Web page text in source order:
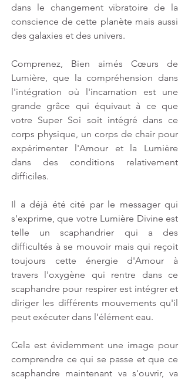
dans le changement vibratoire de la
conscience de cette planète mais aussi
des galaxies et des univers.
Comprenez, Bien aimés Cœurs de
Lumière, que la compréhension dans
l'intégration où l'incarnation est une
grande grâce qui équivaut à ce que
votre Super Soi soit intégré dans ce
corps physique, un corps de chair pour
expérimenter l'Amour et la Lumière
dans des conditions relativement
difficiles.
Il a déjà été cité par le messager qui
s'exprime, que votre Lumière Divine est
telle un scaphandrier qui a des
difficultés à se mouvoir mais qui reçoit
toujours cette énergie d'Amour à
travers l'oxygène qui rentre dans ce
scaphandre pour respirer est intégrer et
diriger les différents mouvements qu'il
peut exécuter dans l’élément eau.
Cela est évidemment une image pour
comprendre ce qui se passe et que ce
scaphandre maintenant va s'ouvrir, va